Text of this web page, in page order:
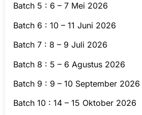
Batch 5 : 6 – 7 Mei 2026
Batch 6 : 10 – 11 Juni 2026
Batch 7 : 8 – 9 Juli 2026
Batch 8 : 5 – 6 Agustus 2026
Batch 9 : 9 – 10 September 2026
Batch 10 : 14 – 15 Oktober 2026